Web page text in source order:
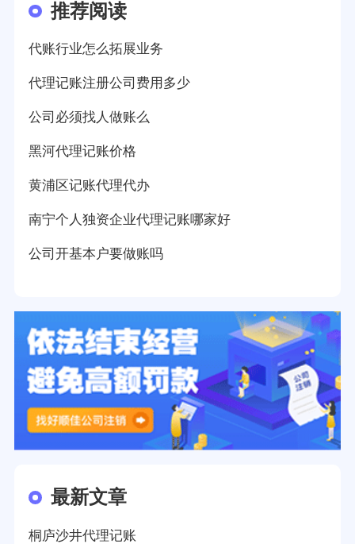
推荐阅读
代账行业怎么拓展业务
代理记账注册公司费用多少
公司必须找人做账么
黑河代理记账价格
黄浦区记账代理代办
南宁个人独资企业代理记账哪家好
公司开基本户要做账吗
最新文章
桐庐沙井代理记账